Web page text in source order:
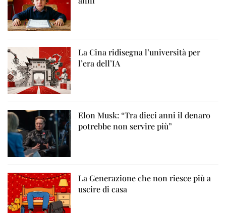
La Cina ridisegna l’università per
l’era dell’IA
Elon Musk: “Tra dieci anni il denaro
potrebbe non servire più”
La Generazione che non riesce più a
uscire di casa